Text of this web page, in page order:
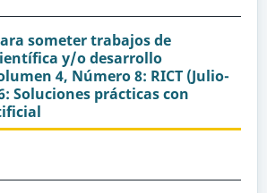
someter trabajos de
y/o desarrollo
4, Número 8: RICT (Julio-
Soluciones prácticas con